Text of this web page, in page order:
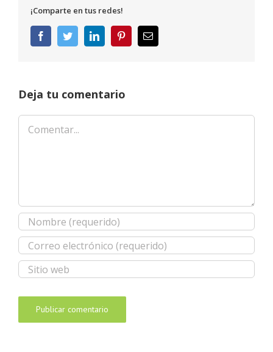
¡Comparte en tus redes!
FacebookTwitterLinkedInPinterestCorreo
electrónico
Deja tu comentario
Comentar